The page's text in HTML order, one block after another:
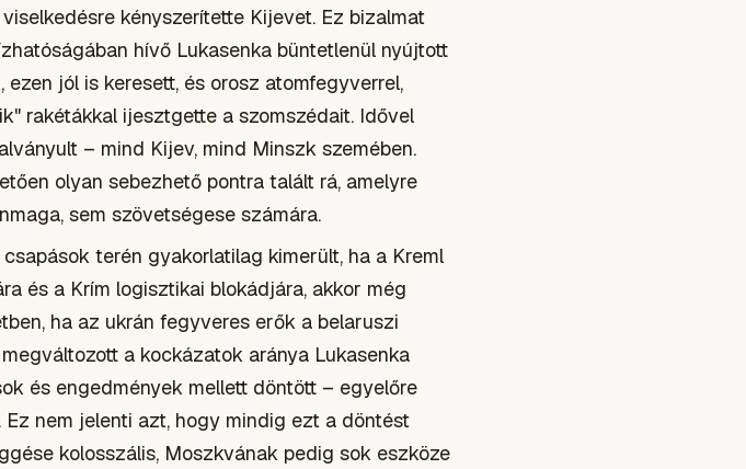
kényszerítette Kijevet. Ez bizalmat
hívő Lukasenka büntetlenül nyújtott
jól is keresett, és orosz atomfegyverrel,
rakétákkal ijesztgette a szomszédait. Idővel
– mind Kijev, mind Minszk szemében.
olyan sebezhető pontra talált rá, amelyre
sem szövetségese számára.
terén gyakorlatilag kimerült, ha a Kreml
és a Krím logisztikai blokádjára, akkor még
ha az ukrán fegyveres erők a belaruszi
a kockázatok aránya Lukasenka
és engedmények mellett döntött – egyelőre
nem jelenti azt, hogy mindig ezt a döntést
kolosszális, Moszkvának pedig sok eszköze